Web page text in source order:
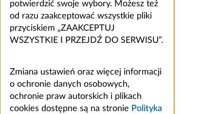
potwierdzić swoje wybory. Możesz też
od razu zaakceptować wszystkie pliki
przyciskiem „ZAAKCEPTUJ
WSZYSTKIE I PRZEJDŹ DO SERWISU”.
Zmiana ustawień oraz więcej informacji
o ochronie danych osobowych,
ochronie praw autorskich i plikach
cookies dostępne są na stronie Polityka